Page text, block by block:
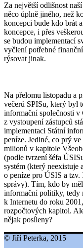
Za největší odlišnost
něco úplně jiného, než
koncepci bude kdo brát
koncepce, i přes
se budou implementací
vyčlení potřebné
rýsovat jinak.
Na přelomu listopadu a
večerů SPISu, který byl
informační společnosti
z vystoupení zástupců
implementaci Státní
peníze. Jediné, co prý
milionů v kapitole
(podle tvrzení šéfa
systém (který neexistuje
o peníze pro ÚSIS a
správy). Tím, kdo by
informační politiky, tedy
k Internetu do roku
rozpočtových kapitol.
nějak posíleny?
© Jiří Peterka, 2015